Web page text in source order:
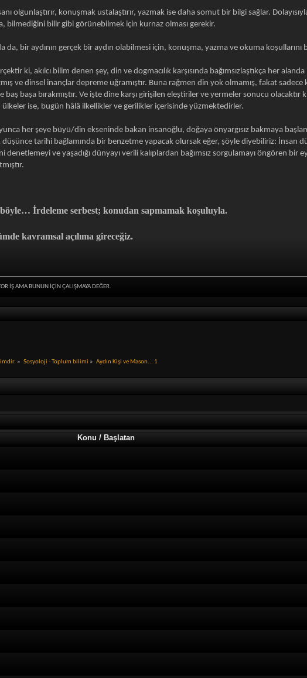
olgunlaştırır, konuşmak ustalaştırır, yazmak ise daha somut bir bilgi sağlar.
bilmediğini bilir gibi görünebilmek için kurnaz olması gerekir.
da, bir aydının gerçek bir aydın olabilmesi için, konuşma, yazma ve okuma koşullarını
ki, akılcı bilim denen şey, din ve dogmacılık karşısında bağımsızlaştıkça her
ve dinsel inançlar depreme uğramıştır. Buna rağmen din yok olmamış, fakat sadece
baş başa bırakmıştır. Ve işte dine karşı girişilen eleştiriler ve yermeler sonucu olacaktır
ise, bugün hâlâ ilkellikler ve gerilikler içerisinde yüzmektedirler.
her şeye büyü/din ekseninde bakan insanoğlu, doğaya önyargısız bakmaya
düşünce tarihi bağlamında bir benzetme yapacak olursak eğer, şöyle diyebiliriz: İnsan
denetlemeyi ve yaşadığı dünyayı verili kalıplardan bağımsız sorgulamayı öngören
böyle… İrdeleme serbest; konudan sapmamak koşuluyla.
kavramsal açılıma gireceğiz.
İŞ AMA BUNUN İÇİN ÇALIŞMAYA DEĞER.
» Sosyoloji - Toplum bilimi » Aydın Kişi ve Mason... 1
Konu / Başlatan